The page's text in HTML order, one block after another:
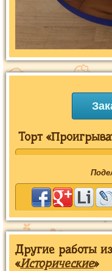
Торт
Другие работы
«Исторические»